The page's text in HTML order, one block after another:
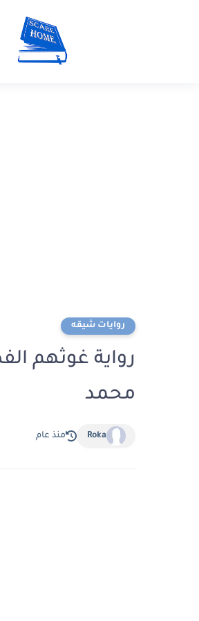
روايات شيقه
محمد
Roka منذ عام